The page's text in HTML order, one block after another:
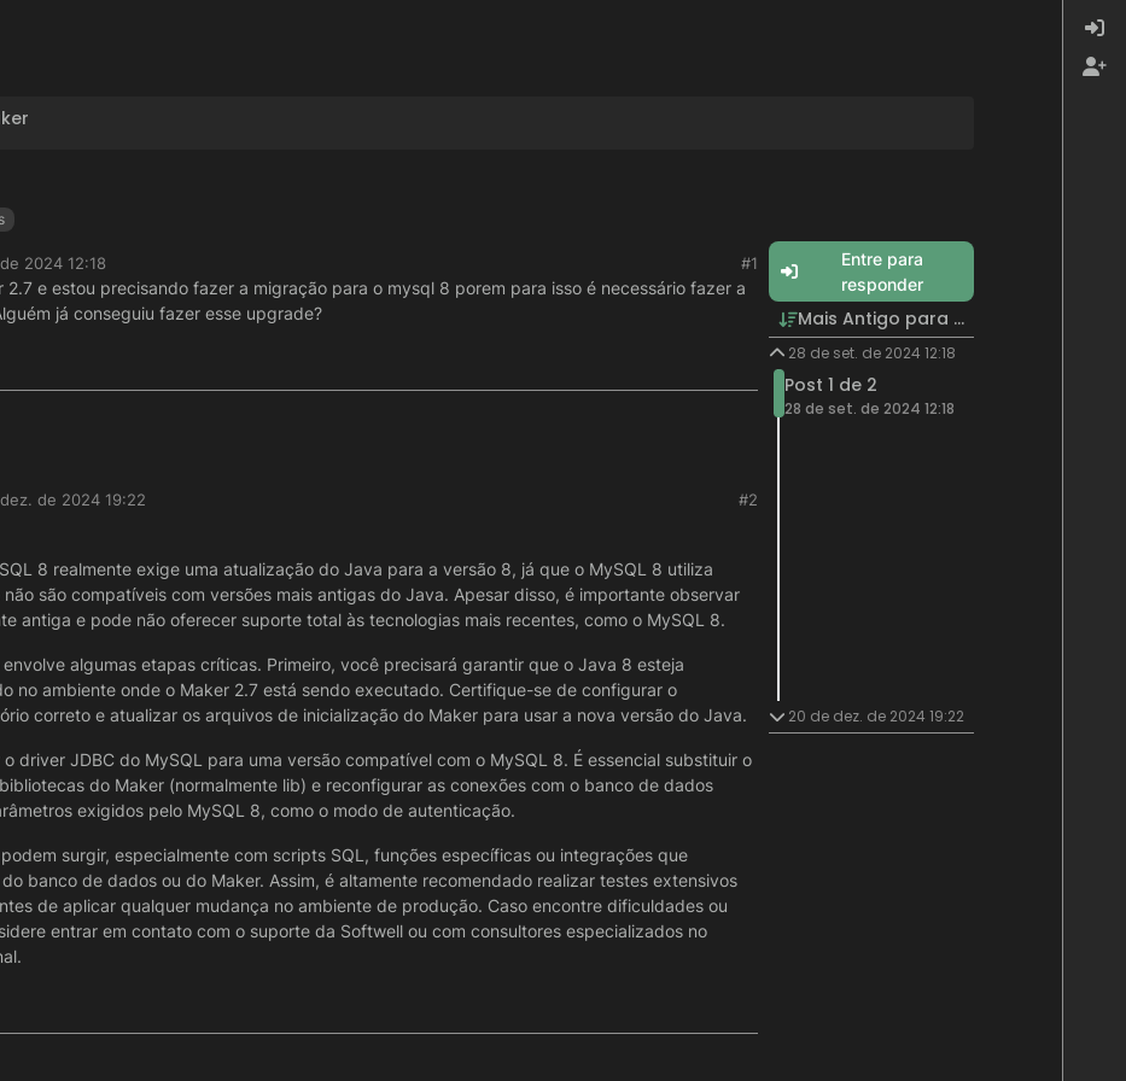
2024 12:18 #1
2.7 e estou precisando fazer a migração para o mysql 8 porem para isso é necessário fazer a
já conseguiu fazer esse upgrade?
de 2024 19:22 #2
8 realmente exige uma atualização do Java para a versão 8, já que o MySQL 8 utiliza
são compatíveis com versões mais antigas do Java. Apesar disso, é importante observar
antiga e pode não oferecer suporte total às tecnologias mais recentes, como o MySQL 8.
algumas etapas críticas. Primeiro, você precisará garantir que o Java 8 esteja
no ambiente onde o Maker 2.7 está sendo executado. Certifique-se de configurar o
correto e atualizar os arquivos de inicialização do Maker para usar a nova versão do Java.
driver JDBC do MySQL para uma versão compatível com o MySQL 8. É essencial substituir o
do Maker (normalmente lib) e reconfigurar as conexões com o banco de dados
exigidos pelo MySQL 8, como o modo de autenticação.
surgir, especialmente com scripts SQL, funções específicas ou integrações que
banco de dados ou do Maker. Assim, é altamente recomendado realizar testes extensivos
de aplicar qualquer mudança no ambiente de produção. Caso encontre dificuldades ou
entrar em contato com o suporte da Softwell ou com consultores especializados no
Entre para
responder
Mais Antigo para Mais Recente
28 de set. de 2024 12:18
Post 1 de 2
28 de set. de 2024 12:18
20 de dez. de 2024 19:22